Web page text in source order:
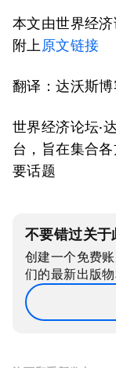
本文由世界经
附上 原文链接
翻译：达沃斯
世界经济论坛·
台，旨在集合
要话题
不要错过关于
创建一个免费
们的最新出版物